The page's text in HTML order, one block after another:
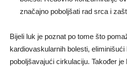
značajno poboljšati rad srca i
Bijeli luk je poznat po tome što
kardiovaskularnih bolesti, eliminišući
poboljšavajući cirkulaciju. Također